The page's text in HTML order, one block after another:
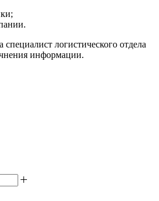
логистического отдела
информации.